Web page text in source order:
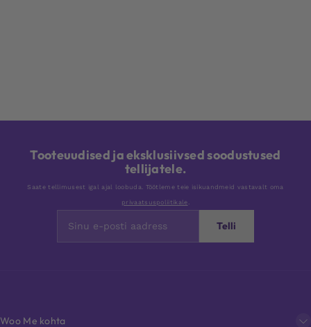
Tooteuudised ja eksklusiivsed soodustused
tellijatele.
Saate tellimusest igal ajal loobuda. Töötleme teie isikuandmeid vastavalt oma
privaatsuspoliitikale
Telli
Woo Me kohta